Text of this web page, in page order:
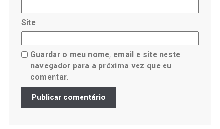
Site
Guardar o meu nome, email e site neste
navegador para a próxima vez que eu
comentar.